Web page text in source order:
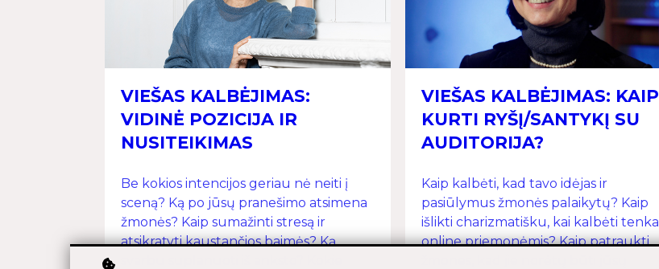
VIEŠAS KALBĖJIMAS:
VIDINĖ POZICIJA IR
NUSITEIKIMAS
Be kokios intencijos geriau nė neiti į
sceną? Ką po jūsų pranešimo atsimena
žmonės? Kaip sumažinti stresą ir
atsikratyti kaustančios baimės? Ką
VIEŠAS KALBĖJIMAS: KAIP
KURTI RYŠĮ/SANTYKĮ SU
AUDITORIJA?
Kaip kalbėti, kad tavo idėjas ir
pasiūlymus žmonės palaikytų? Kaip
išlikti charizmatišku, kai kalbėti tenka
online priemonėmis? Kaip patraukti